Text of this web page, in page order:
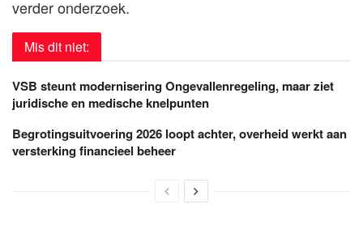
verder onderzoek.
Mis dit niet:
VSB steunt modernisering Ongevallenregeling, maar ziet
juridische en medische knelpunten
Begrotingsuitvoering 2026 loopt achter, overheid werkt aan
versterking financieel beheer